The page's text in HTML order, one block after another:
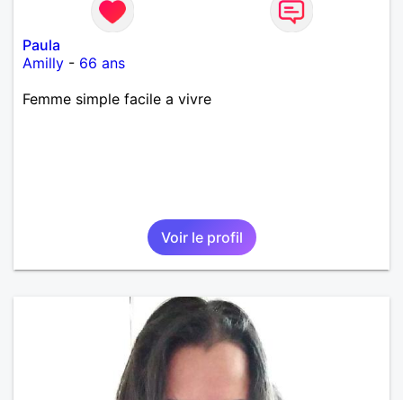
Paula
Amilly - 66 ans
Femme simple facile a vivre
Voir le profil